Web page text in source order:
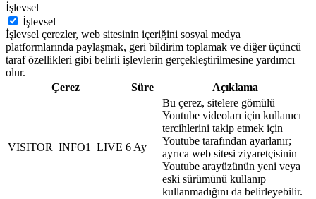
İşlevsel
İşlevsel
İşlevsel çerezler, web sitesinin içeriğini sosyal medya
platformlarında paylaşmak, geri bildirim toplamak ve diğer üçüncü
taraf özellikleri gibi belirli işlevlerin gerçekleştirilmesine yardımcı
olur.
Çerez
Süre Açıklama
VISITOR_INFO1_LIVE 6 Ay
Bu çerez, sitelere gömülü
Youtube videoları için kullanıcı
tercihlerini takip etmek için
Youtube tarafından ayarlanır;
ayrıca web sitesi ziyaretçisinin
Youtube arayüzünün yeni veya
eski sürümünü kullanıp
kullanmadığını da belirleyebilir.